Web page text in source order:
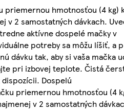
priemernou hmotnosťou (4 kg)
v 2 samostatných dávkach.
aktívne dospelé mačky v
potreby sa môžu líšiť, a
dávku tak, aby si vaša mačka
pri izbovej teplote. Čistá
dispozícii. Dospelú
priemernou hmotnosťou (4
v 2 samostatných